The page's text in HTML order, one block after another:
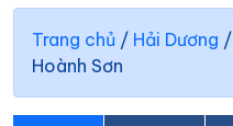
Trang chủ / Hải Dương /
Hoành Sơn